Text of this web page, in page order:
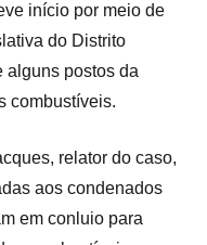
início por meio de
do Distrito
alguns postos da
combustíveis.
relator do caso,
aos condenados
em conluio para